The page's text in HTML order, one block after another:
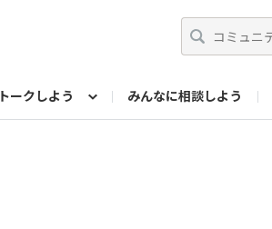
トークしよう みんなに相談しよう